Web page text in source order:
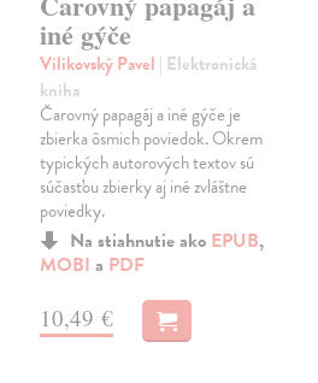
iné gýče
Vilikovský Pavel | Elektronická
kniha
Čarovný papagáj a iné gýče je
zbierka ôsmich poviedok. Okrem
typických autorových textov sú
súčasťou zbierky aj iné zvláštne
poviedky.
Na stiahnutie ako EPUB,
MOBI a PDF
10,49 €